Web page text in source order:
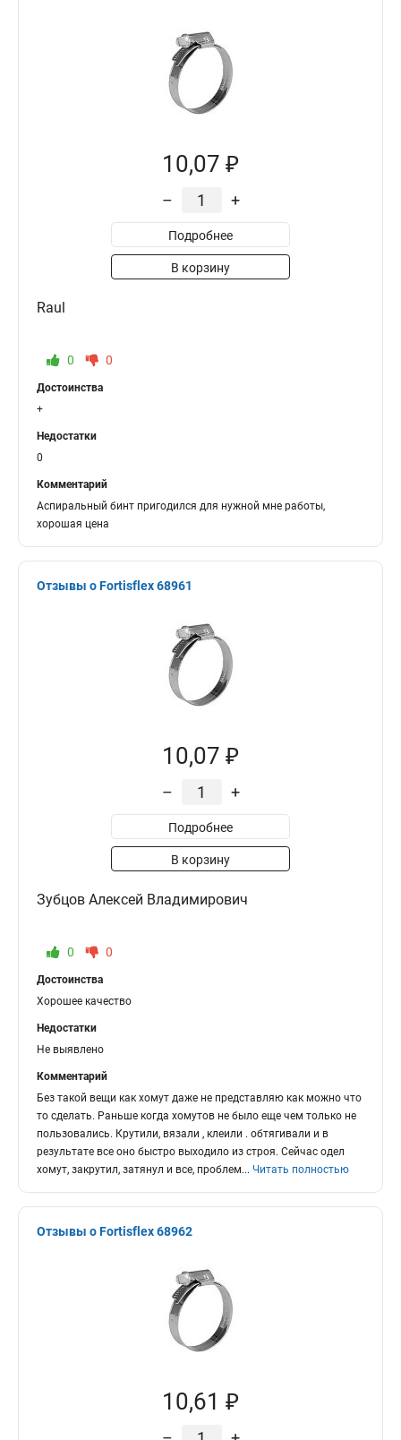
10,07 ₽
– +
Подробнее
В корзину
Raul
0 0
Достоинства
+
Недостатки
0
Комментарий
Аспиральный бинт пригодился для нужной мне работы,
хорошая цена
Отзывы о Fortisflex 68961
10,07 ₽
– +
Подробнее
В корзину
Зубцов Алексей Владимирович
0 0
Достоинства
Хорошее качество
Недостатки
Не выявлено
Комментарий
Без такой вещи как хомут даже не представляю как можно что
то сделать. Раньше когда хомутов не было еще чем только не
пользовались. Крутили, вязали , клеили . обтягивали и в
результате все оно быстро выходило из строя. Сейчас одел
хомут, закрутил, затянул и все, проблем... Читать полностью
Отзывы о Fortisflex 68962
10,61 ₽